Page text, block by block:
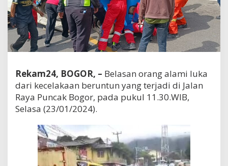
Rekam24, BOGOR, – Belasan orang alami luka
dari kecelakaan beruntun yang terjadi di Jalan
Raya Puncak Bogor, pada pukul 11.30.WIB,
Selasa (23/01/2024).